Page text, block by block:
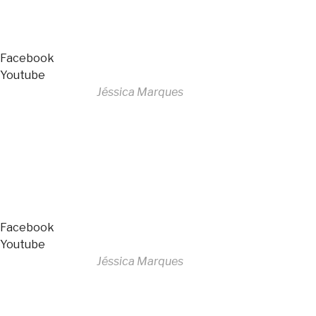
Facebook
Youtube
Jéssica Marques
Facebook
Youtube
Jéssica Marques